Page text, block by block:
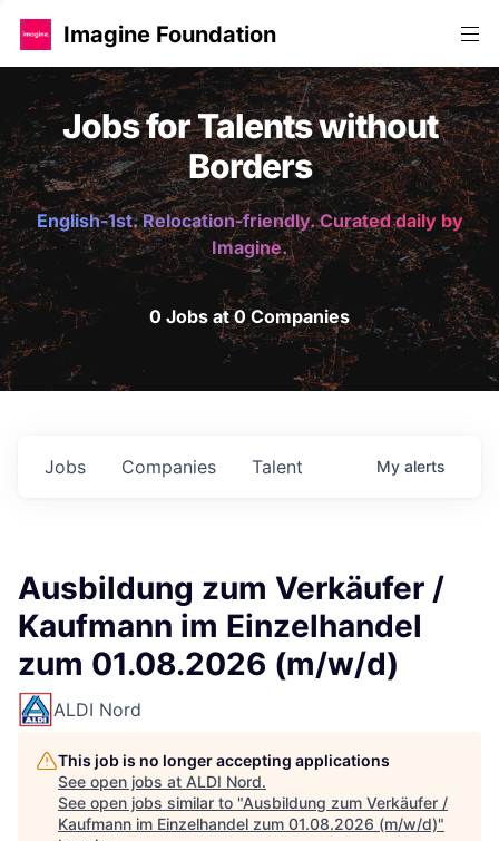
Imagine Foundation
Jobs for Talents without
Borders
English-1st. Relocation-friendly. Curated daily by
Imagine.
0 Jobs at 0 Companies
Jobs Companies Talent My alerts
Ausbildung zum Verkäufer /
Kaufmann im Einzelhandel
zum 01.08.2026 (m/w/d)
ALDI Nord
This job is no longer accepting applications
See open jobs at ALDI Nord.
See open jobs similar to "Ausbildung zum Verkäufer /
Kaufmann im Einzelhandel zum 01.08.2026 (m/w/d)"